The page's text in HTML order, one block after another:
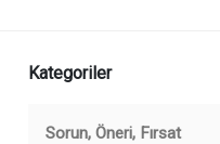
Kategoriler
Sorun, Öneri, Fırsat